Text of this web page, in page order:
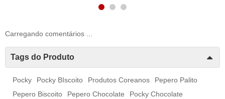
Carregando comentários ...
Tags do Produto
Pocky Pocky BIscoito Produtos Coreanos
Pepero Palito
Pepero Biscoito
Pepero Chocolate
Pocky Chocolate